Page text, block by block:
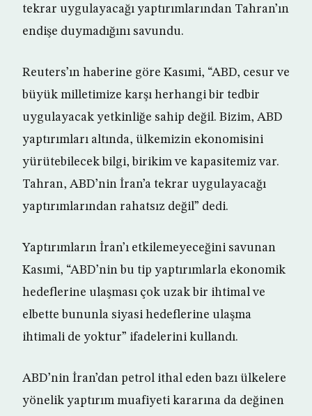
tekrar uygulayacağı yaptırımlarından Tahran’ın
endişe duymadığını savundu.
Reuters’ın haberine göre Kasımi, “ABD, cesur ve
büyük milletimize karşı herhangi bir tedbir
uygulayacak yetkinliğe sahip değil. Bizim, ABD
yaptırımları altında, ülkemizin ekonomisini
yürütebilecek bilgi, birikim ve kapasitemiz var.
Tahran, ABD’nin İran’a tekrar uygulayacağı
yaptırımlarından rahatsız değil” dedi.
Yaptırımların İran’ı etkilemeyeceğini savunan
Kasımi, “ABD’nin bu tip yaptırımlarla ekonomik
hedeflerine ulaşması çok uzak bir ihtimal ve
elbette bununla siyasi hedeflerine ulaşma
ihtimali de yoktur” ifadelerini kullandı.
ABD’nin İran’dan petrol ithal eden bazı ülkelere
yönelik yaptırım muafiyeti kararına da değinen